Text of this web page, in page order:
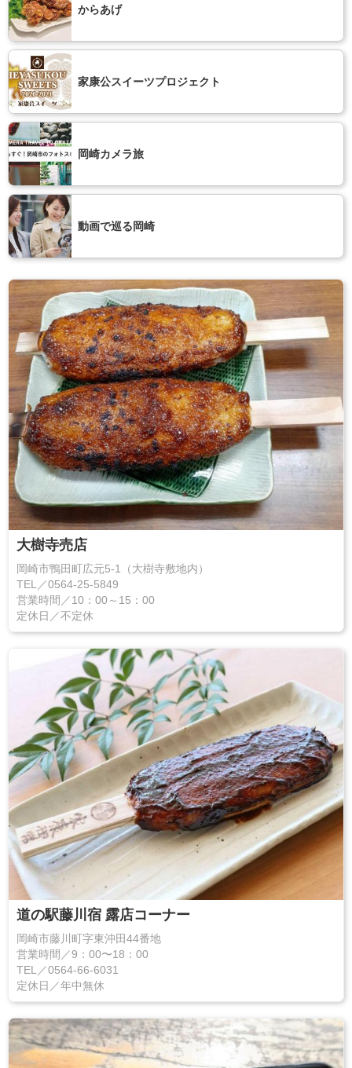
からあげ
家康公スイーツプロジェクト
岡崎カメラ旅
動画で巡る岡崎
大樹寺売店
岡崎市鴨田町広元5-1（大樹寺敷地内）
TEL／0564-25-5849
営業時間／10：00～15：00
定休日／不定休
道の駅藤川宿 露店コーナー
岡崎市藤川町字東沖田44番地
営業時間／9：00〜18：00
TEL／0564‐66‐6031
定休日／年中無休